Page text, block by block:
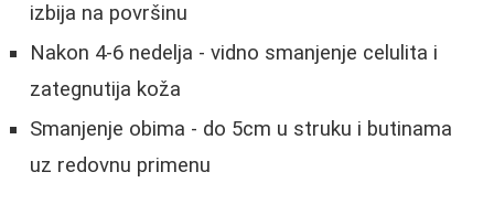
izbija na površinu
Nakon 4-6 nedelja - vidno smanjenje celulita i
zategnutija koža
Smanjenje obima - do 5cm u struku i butinama
uz redovnu primenu